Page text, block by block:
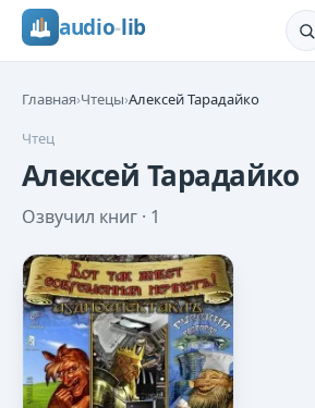
audio-lib
Главная›Чтецы›Алексей Тарадайко
Чтец
Алексей Тарадайко
Озвучил книг · 1